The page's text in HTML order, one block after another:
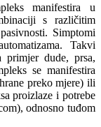
manifestira u
s različitim
Simptomi
Takvi
primjer dude, prsa,
se manifestira
preko mjere) ili
proizlaze i potrebe
odnosno tuđom